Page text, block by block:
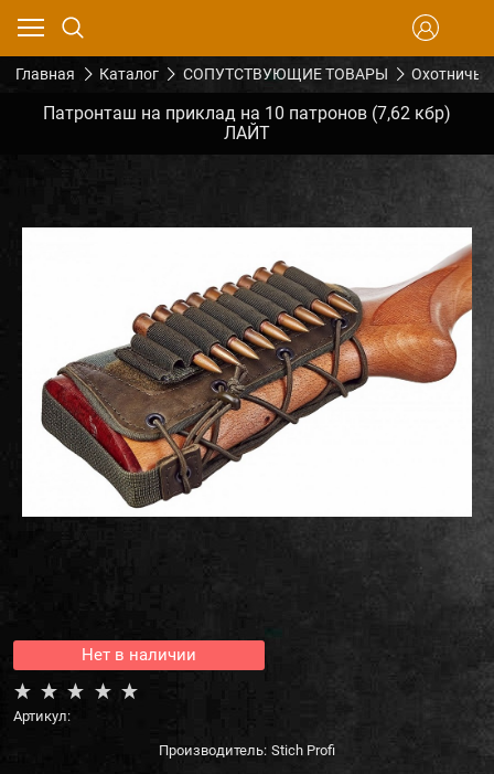
Главная Каталог СОПУТСТВУЮЩИЕ ТОВАРЫ
Патронташ на приклад на 10 патронов (7,62 кбр)
ЛАЙТ
Нет в наличии
Артикул:
Производитель: Stich Profi